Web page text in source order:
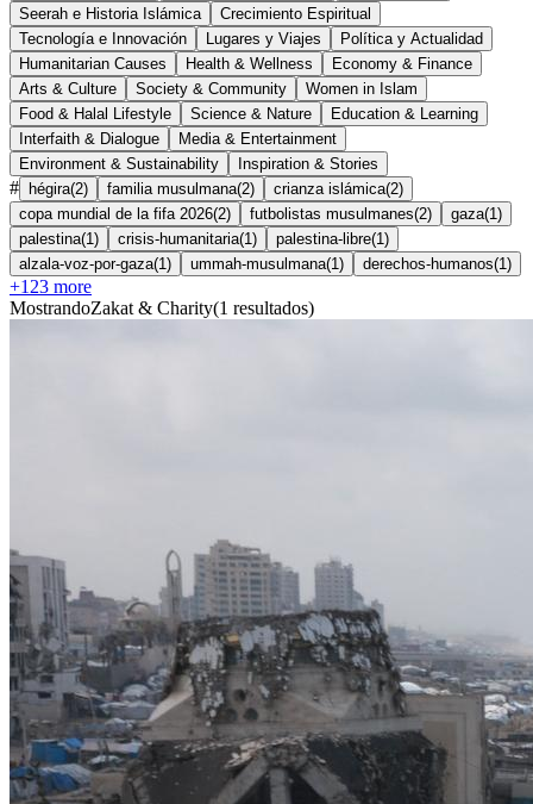
Seerah e Historia Islámica
Crecimiento Espiritual
Tecnología e Innovación
Lugares y Viajes
Política y Actualidad
Humanitarian Causes
Health & Wellness
Economy & Finance
Arts & Culture
Society & Community
Women in Islam
Food & Halal Lifestyle
Science & Nature
Education & Learning
Interfaith & Dialogue
Media & Entertainment
Environment & Sustainability
Inspiration & Stories
# hégira(2) familia musulmana(2) crianza islámica(2)
copa mundial de la fifa 2026(2) futbolistas musulmanes(2) gaza(1 )
palestina(1 ) crisis-humanitaria(1 ) palestina-libre(1 )
alzala-voz-por-gaza(1 ) ummah-musulmana(1 ) derechos-humanos(1 )
+123 more
MostrandoZakat & Charity(1 resultados)